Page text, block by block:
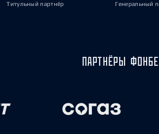
Титульный партнёр Генеральный
ПАРТНЁРЫ